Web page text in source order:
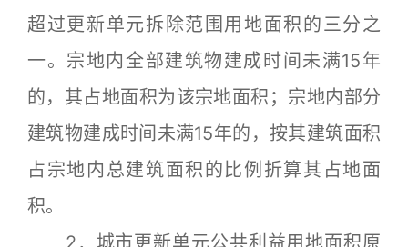
超过更新单元拆除范围用地面积的三分之
一。宗地内全部建筑物建成时间未满15年
的，其占地面积为该宗地面积；宗地内部分
建筑物建成时间未满15年的，按其建筑面积
占宗地内总建筑面积的比例折算其占地面
积。
2．城市更新单元公共利益用地面积原